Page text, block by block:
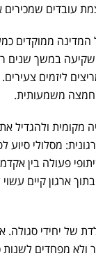
עובדים
ממוקדים
במשך שנים
ליזמים
החמצה משמעותית.
מקומית
מסלולי סיוע
פעולה בין
ארגון קיים
של יחידי סגולה.
ולא מפחדים לשנות